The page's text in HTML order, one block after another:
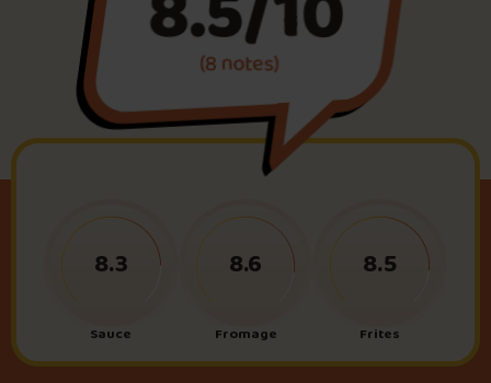
Foire aux questions
Me connecter
(8 notes)
Sauce
8.3
Fromage
8.6
Frites
8.5